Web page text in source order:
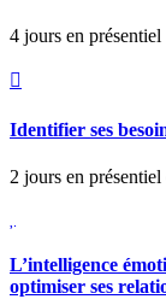
4 jours en présentiel

Identifier ses
2 jours en
L’intelligence
optimiser ses